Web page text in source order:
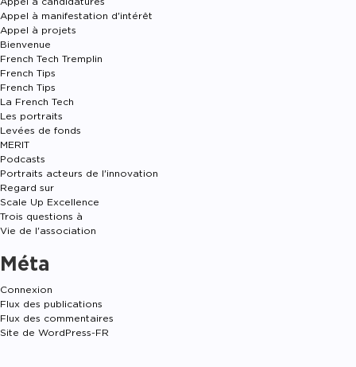
Appel à manifestation d'intérêt
Appel à projets
Bienvenue
French Tech Tremplin
French Tips
French Tips
La French Tech
Les portraits
Levées de fonds
MERIT
Podcasts
Portraits acteurs de l'innovation
Regard sur
Scale Up Excellence
Trois questions à
Vie de l'association
Méta
Connexion
Flux des publications
Flux des commentaires
Site de WordPress-FR